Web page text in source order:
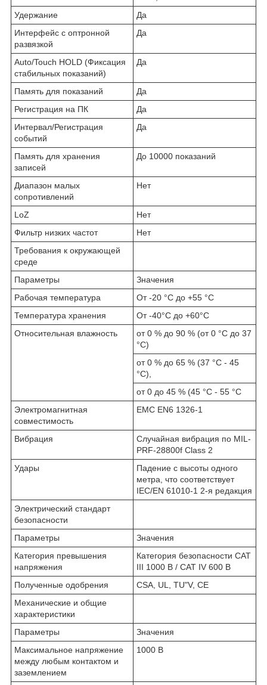
Удержание
Да
Интерфейс с оптронной
развязкой
Да
Auto/Touch HOLD (Фиксация
стабильных показаний)
Да
Память для показаний
Да
Регистрация на ПК
Да
Интервал/Регистрация
событий
Да
Память для хранения
записей
До 10000 показаний
Диапазон малых
сопротивлений
Нет
LoZ
Нет
Фильтр низких частот
Нет
Требования к окружающей
среде
Параметры
Значения
Рабочая температура
От -20 °C до +55 °C
Температура хранения
От -40°C до +60°C
Относительная влажность
от 0 % до 90 % (от 0 °C до 37
°C)
от 0 % до 65 % (37 °C - 45
°C),
от 0 до 45 % (45 °C - 55 °C
Электромагнитная
совместимость
EMC EN6 1326-1
Вибрация
Случайная вибрация по MIL-
PRF-28800f Class 2
Удары
Падение с высоты одного
метра, что соответствует
IEC/EN 61010-1 2-я редакция
Электрический стандарт
безопасности
Параметры
Значения
Категория превышения
напряжения
Категория безопасности CAT
III 1000 В / CAT IV 600 В
Полученные одобрения
CSA, UL, TU"V, CE
Механические и общие
характеристики
Параметры
Значения
Максимальное напряжение
между любым контактом и
заземлением
1000 В